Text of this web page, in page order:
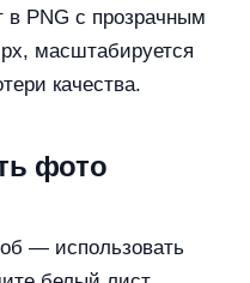
в PNG с прозрачным
масштабируется
качества.
фото
— использовать